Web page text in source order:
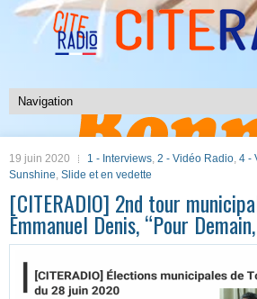
19 juin 2020 1 - Interviews, 2 - Vidéo Radio, 4 -
Sunshine, Slide et en vedette
[CITERADIO] 2nd tour
Emmanuel Denis, “Pour